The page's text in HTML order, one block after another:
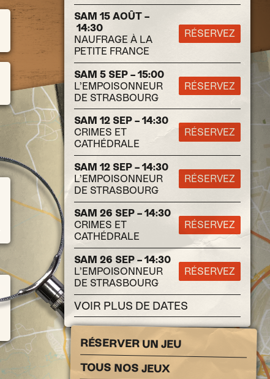
SAM 15 AOÛT –
14:30
NAUFRAGE À LA
PETITE FRANCE
RÉSERVEZ
SAM 5 SEP – 15:00
L’EMPOISONNEUR
DE STRASBOURG
RÉSERVEZ
SAM 12 SEP – 14:30
CRIMES ET
CATHÉDRALE
RÉSERVEZ
SAM 12 SEP – 14:30
L’EMPOISONNEUR
DE STRASBOURG
RÉSERVEZ
SAM 26 SEP – 14:30
CRIMES ET
CATHÉDRALE
RÉSERVEZ
SAM 26 SEP – 14:30
L’EMPOISONNEUR
DE STRASBOURG
RÉSERVEZ
VOIR PLUS DE DATES
RÉSERVER UN JEU
TOUS NOS JEUX